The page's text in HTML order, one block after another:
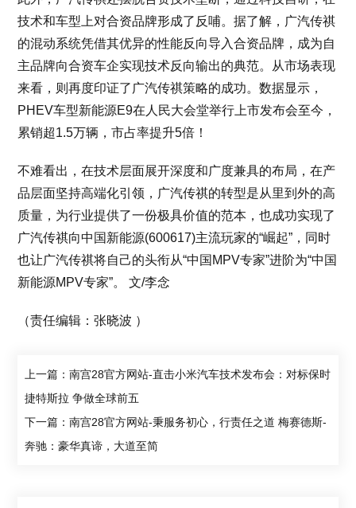
技术和车型上对合资品牌形成了反哺。据了解，广汽传祺
的混动系统凭借其优异的性能反向导入合资品牌，成为自
主品牌向合资车企实现技术反向输出的典范。从市场表现
来看，则再度印证了广汽传祺策略的成功。数据显示，
PHEV车型新能源E9在人民大会堂举行上市发布会至今，
累销超1.5万辆，市占率提升5倍！
不难看出，在技术层面展开深度和广度兼具的布局，在产
品层面坚持高端化引领，广汽传祺的转型是从里到外的高
质量，为行业提供了一份极具价值的范本，也成功实现了
广汽传祺向中国新能源(600617)主流玩家的“崛起”，同时
也让广汽传祺将自己的头衔从“中国MPV专家”进阶为“中国
新能源MPV专家”。 文/李念
（责任编辑：张晓波 ）
上一篇：南宫28官方网站-直击小米汽车技术发布会：对标保时
捷特斯拉 争做全球前五
下一篇：南宫28官方网站-秉服务初心，行责任之道 梅赛德斯-
奔驰：豪华真谛，大道至简